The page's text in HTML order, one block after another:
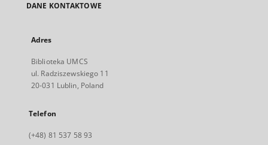
DANE KONTAKTOWE
Adres
Biblioteka UMCS
ul. Radziszewskiego 11
20-031 Lublin, Poland
Telefon
(+48) 81 537 58 93